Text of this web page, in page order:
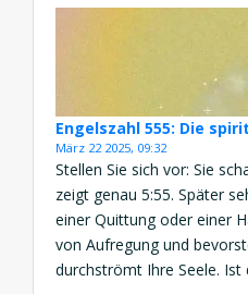
erscheint, wenn Sie
Engelszahl 555: Die
März 22 2025, 09:32
Stellen Sie sich vor: Sie
zeigt genau 5:55. Später
einer Quittung oder einer
von Aufregung und
durchströmt Ihre Seele. Ist